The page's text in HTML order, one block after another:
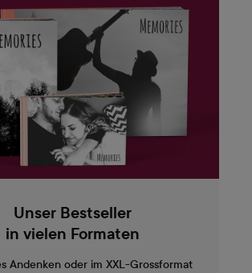
Unser Bestseller
in vielen Formaten
Andenken oder im XXL-Grossformat